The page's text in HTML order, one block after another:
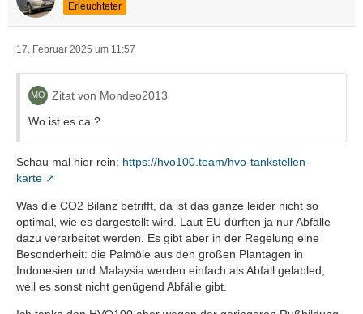
Erleuchteter
17. Februar 2025 um 11:57
Zitat von Mondeo2013
Wo ist es ca.?
Schau mal hier rein: https://hvo100.team/hvo-tankstellen-
karte
Was die CO2 Bilanz betrifft, da ist das ganze leider nicht so
optimal, wie es dargestellt wird. Laut EU dürften ja nur Abfälle
dazu verarbeitet werden. Es gibt aber in der Regelung eine
Besonderheit: die Palmöle aus den großen Plantagen in
Indonesien und Malaysia werden einfach als Abfall gelabled,
weil es sonst nicht genügend Abfälle gibt.